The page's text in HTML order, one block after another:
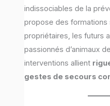
indissociables de la
propose des formations
propriétaires, les futurs
passionnés d’animaux
interventions allient
gestes de secours